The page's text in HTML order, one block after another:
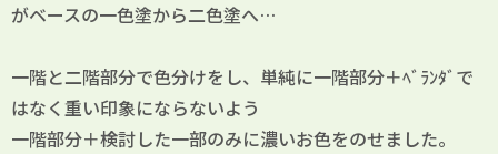
がベースの一色塗から二色塗へ…
一階と二階部分で色分けをし、単純に一階部分＋ﾍﾞﾗﾝﾀﾞで
はなく重い印象にならないよう
一階部分＋検討した一部のみに濃いお色をのせました。